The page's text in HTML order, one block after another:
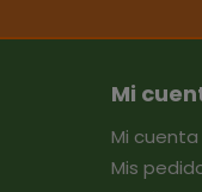
Mi
Mi cuenta
Mis